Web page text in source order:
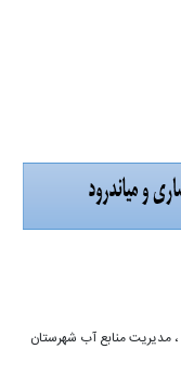
، مدیریت منابع آب شهرستان